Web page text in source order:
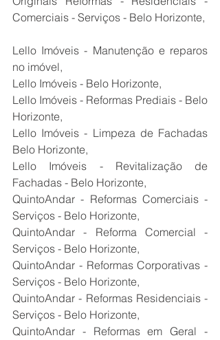
Comerciais - Serviços - Belo Horizonte,
Lello Imóveis - Manutenção e reparos
no imóvel,
Lello Imóveis - Belo Horizonte,
Lello Imóveis - Reformas Prediais - Belo
Horizonte,
Lello Imóveis - Limpeza de Fachadas
Belo Horizonte,
Lello Imóveis - Revitalização de
Fachadas - Belo Horizonte,
QuintoAndar - Reformas Comerciais -
Serviços - Belo Horizonte,
QuintoAndar - Reforma Comercial -
Serviços - Belo Horizonte,
QuintoAndar - Reformas Corporativas -
Serviços - Belo Horizonte,
QuintoAndar - Reformas Residenciais -
Serviços - Belo Horizonte,
QuintoAndar - Reformas em Geral -